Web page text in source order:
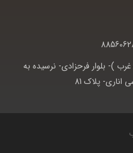
)- بلوار فرحزادی- نرسيده به
پلاک 81